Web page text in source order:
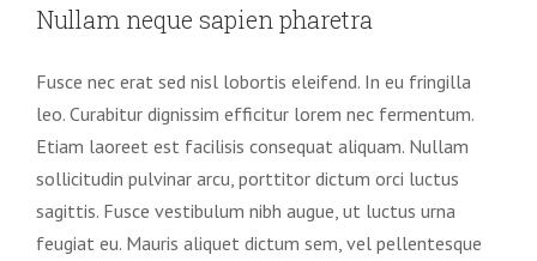
Nullam neque sapien pharetra
Fusce nec erat sed nisl lobortis eleifend. In eu fringilla
leo. Curabitur dignissim efficitur lorem nec fermentum.
Etiam laoreet est facilisis consequat aliquam. Nullam
sollicitudin pulvinar arcu, porttitor dictum orci luctus
sagittis. Fusce vestibulum nibh augue, ut luctus urna
feugiat eu. Mauris aliquet dictum sem, vel pellentesque